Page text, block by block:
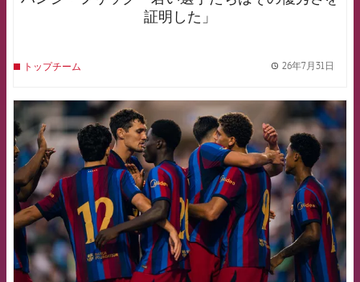
証明した」
トップチーム 26年7月31日
FCB Barcelona badge